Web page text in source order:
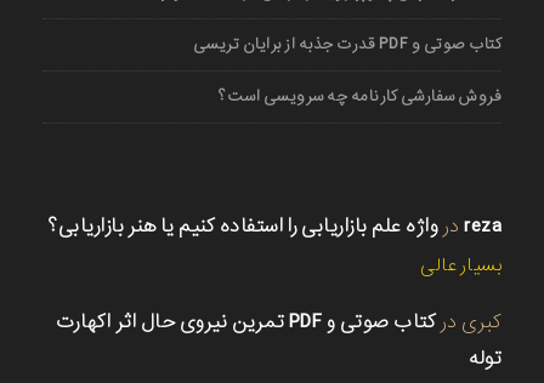
کتاب صوتی و PDF قدرت جذبه از برایان تریسی
فروش سفارشی کارنامه چه سرویسی است؟
reza در واژه علم بازاریابی را استفاده کنیم یا هنر بازاریابی؟
بسیار عالی
کبری در
کتاب صوتی و PDF تمرین نیروی حال اثر اکهارت
توله